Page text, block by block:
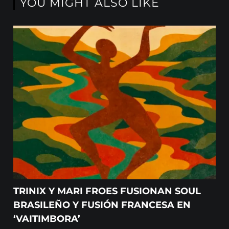
YOU MIGHT ALSO LIKE
TRINIX Y MARI FROES FUSIONAN SOUL
BRASILEÑO Y FUSIÓN FRANCESA EN
‘VAITIMBORA’